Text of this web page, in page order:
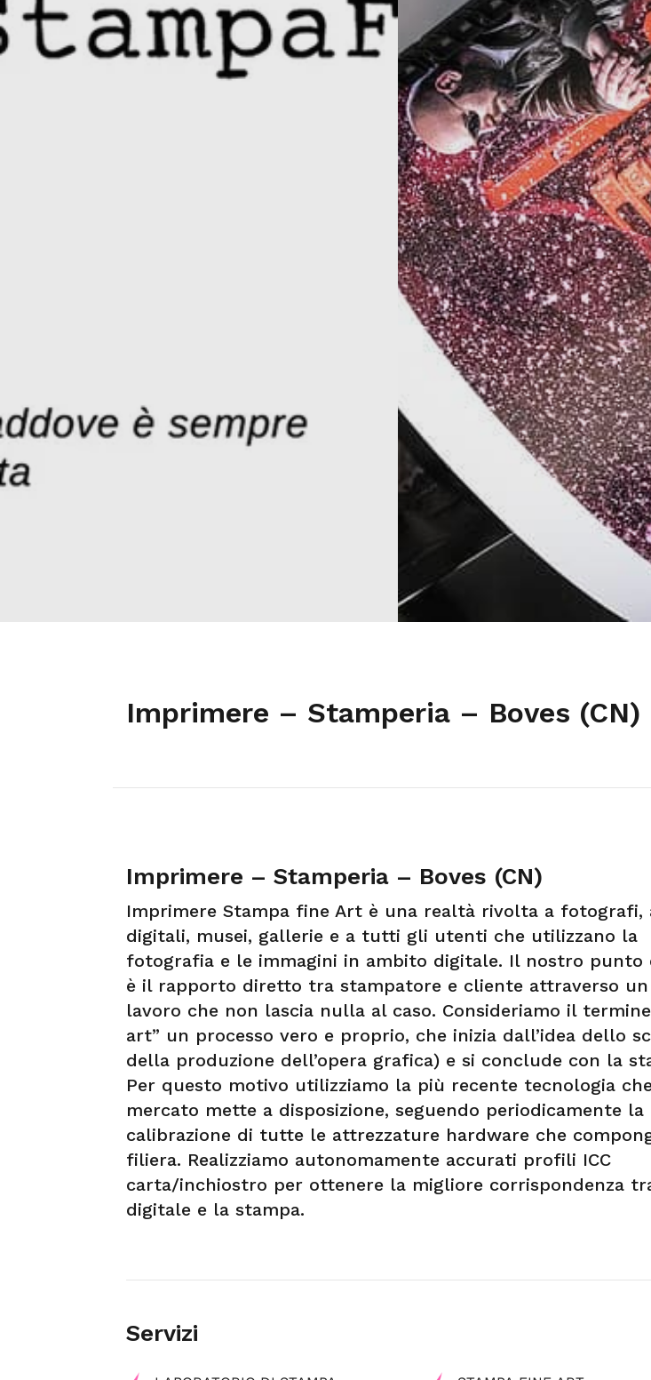
Imprimere – Stamperia – Boves (CN)
Imprimere – Stamperia – Boves (CN)
Imprimere Stampa fine Art è una realtà rivolta a fotografi,
digitali, musei, gallerie e a tutti gli utenti che utilizzano la
fotografia e le immagini in ambito digitale. Il nostro punto
è il rapporto diretto tra stampatore e cliente attraverso
lavoro che non lascia nulla al caso. Consideriamo il
art” un processo vero e proprio, che inizia dall’idea dello
della produzione dell’opera grafica) e si conclude con la
Per questo motivo utilizziamo la più recente tecnologia
mercato mette a disposizione, seguendo periodicamente la
calibrazione di tutte le attrezzature hardware che
filiera. Realizziamo autonomamente accurati profili ICC
carta/inchiostro per ottenere la migliore corrispondenza
digitale e la stampa.
Servizi